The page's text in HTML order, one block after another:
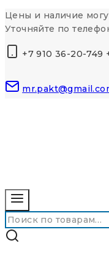
Перейти
к
Цены и наличие
Уточняйте по
+7 910 36-20-749
Искать: